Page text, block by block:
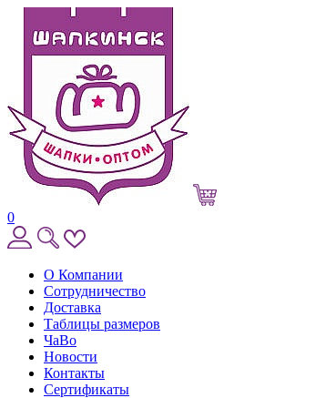
0
О Компании
Сотрудничество
Доставка
Таблицы размеров
ЧаВо
Новости
Контакты
Сертификаты